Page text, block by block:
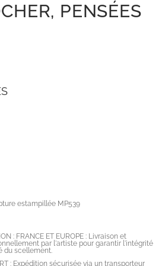
PENSÉES
estampillée MP539
: FRANCE ET EUROPE : Livraison et
par l'artiste pour garantir l'intégrité
du scellement.
: Expédition sécurisée via un transporteur